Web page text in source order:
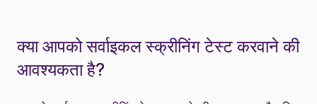
क्या आपको सर्वाइकल स्क्रीनिंग टेस्ट करवाने की
आवश्यकता है?